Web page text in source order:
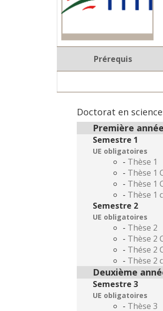
Prérequis
Doctorat en
Première année
Semestre 1
UE obligatoires
- Thèse 1
- Thèse 1
- Thèse 1
- Thèse 1
Semestre 2
UE obligatoires
- Thèse 2
- Thèse 2
- Thése 2
- Thèse 2
Deuxième
Semestre 3
UE obligatoires
- Thèse 3